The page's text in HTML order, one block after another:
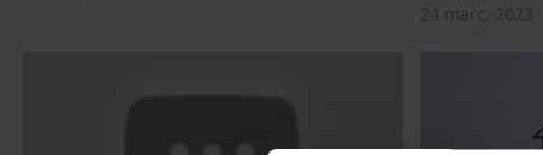
24 març, 2023